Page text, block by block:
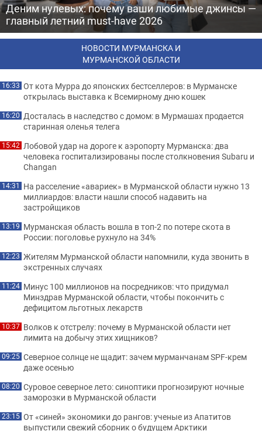
Деним нулевых: почему ваши любимые джинсы —
главный летний must-have 2026
НОВОСТИ МУРМАНСКА И
МУРМАНСКОЙ ОБЛАСТИ
16:33 От кота Мурра до японских бестселлеров: в Мурманске
открылась выставка к Всемирному дню кошек
16:20 Досталась в наследство с домом: в Мурмашах продается
старинная оленья телега
15:42 Лобовой удар на дороге к аэропорту Мурманска: два
человека госпитализированы после столкновения Subaru и
Changan
14:31 На расселение «авариек» в Мурманской области нужно 13
миллиардов: власти нашли способ надавить на
застройщиков
13:19 Мурманская область вошла в топ-2 по потере скота в
России: поголовье рухнуло на 34%
12:23 Жителям Мурманской области напомнили, куда звонить в
экстренных случаях
11:24 Минус 100 миллионов на посредников: что придумал
Минздрав Мурманской области, чтобы покончить с
дефицитом льготных лекарств
10:37 Волков к отстрелу: почему в Мурманской области нет
лимита на добычу этих хищников?
09:25 Северное солнце не щадит: зачем мурманчанам SPF-крем
даже осенью
08:20 Суровое северное лето: синоптики прогнозируют ночные
заморозки в Мурманской области
23:15 От «синей» экономики до рангов: ученые из Апатитов
выпустили свежий сборник о будущем Арктики